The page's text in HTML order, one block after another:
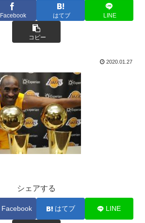
Facebook はてブ LINE
コピー
2020.01.27
シェアする
Facebook はてブ LINE